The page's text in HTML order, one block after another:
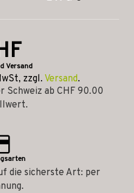
Versand
zzgl. Versand.
Schweiz ab CHF 90.00
die sicherste Art: per